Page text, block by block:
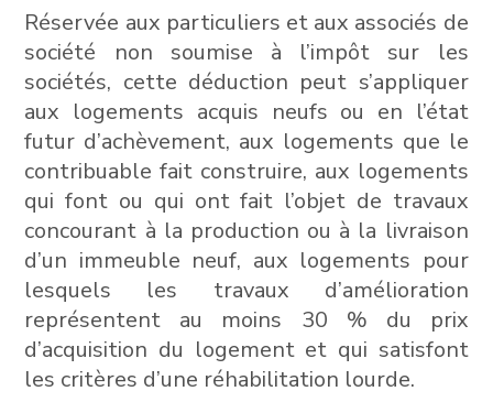
Réservée aux particuliers et aux associés de
société non soumise à l’impôt sur les
sociétés, cette déduction peut s’appliquer
aux logements acquis neufs ou en l’état
futur d’achèvement, aux logements que le
contribuable fait construire, aux logements
qui font ou qui ont fait l’objet de travaux
concourant à la production ou à la livraison
d’un immeuble neuf, aux logements pour
lesquels les travaux d’amélioration
représentent au moins 30 % du prix
d’acquisition du logement et qui satisfont
les critères d’une réhabilitation lourde.